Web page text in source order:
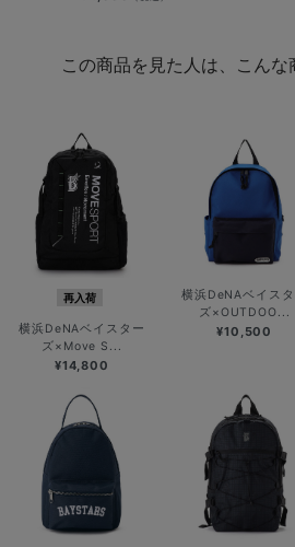
この商品を見た人は、こん
再入荷
横浜DeNAベイスター
ズ×Move S...
¥14,800
横浜DeNAベイス
ズ×OUTDOO...
¥10,500